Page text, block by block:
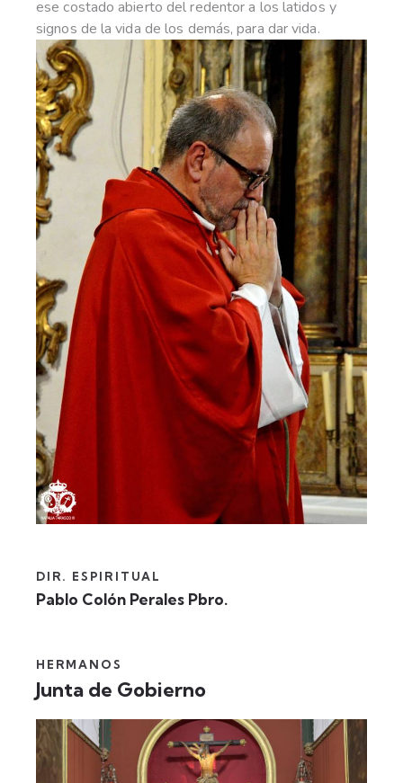
ese costado abierto del redentor a los latidos y
signos de la vida de los demás, para dar vida.
DIR. ESPIRITUAL
Pablo Colón Perales Pbro.
HERMANOS
Junta de Gobierno